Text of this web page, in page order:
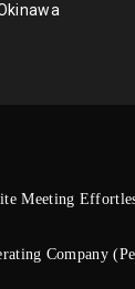
Meeting
Company